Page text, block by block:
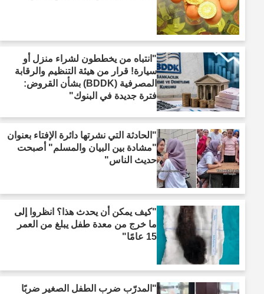
"انتباه من يخططون لشراء منزل أو
سيارة! قرار من هيئة التنظيم والرقابة
المصرفية (BDDK) بشأن القروض:
فترة جديدة في البنوك"
"الحادثة التي نشرتها دائرة الإفتاء بعنوان
"مشادة بين البيان والمسلم" أصبحت
حديث الناس"
"كيف يمكن أن يحدث هذا؟ انظروا إلى
ما خرج من معدة طفل يبلغ من العمر
15 عامًا"
"المدرّب ضرب الطفل الصغير ضربًا